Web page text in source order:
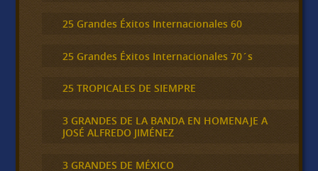
25 Grandes Éxitos Internacionales 60
25 Grandes Éxitos Internacionales 70´s
25 TROPICALES DE SIEMPRE
3 GRANDES DE LA BANDA EN HOMENAJE A
JOSÉ ALFREDO JIMÉNEZ
3 GRANDES DE MÉXICO